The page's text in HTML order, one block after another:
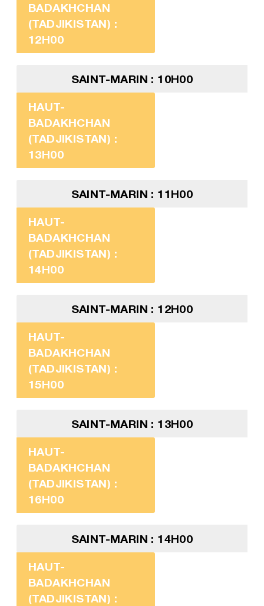
BADAKHCHAN
(TADJIKISTAN) :
12H00
SAINT-MARIN : 10H00
HAUT-
BADAKHCHAN
(TADJIKISTAN) :
13H00
SAINT-MARIN : 11H00
HAUT-
BADAKHCHAN
(TADJIKISTAN) :
14H00
SAINT-MARIN : 12H00
HAUT-
BADAKHCHAN
(TADJIKISTAN) :
15H00
SAINT-MARIN : 13H00
HAUT-
BADAKHCHAN
(TADJIKISTAN) :
16H00
SAINT-MARIN : 14H00
HAUT-
BADAKHCHAN
(TADJIKISTAN) :